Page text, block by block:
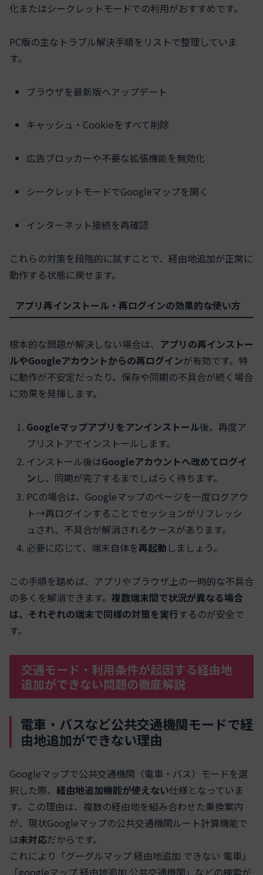
化またはシークレットモードでの利用がおすすめです。
PC版の主なトラブル解決手順をリストで整理していま
す。
ブラウザを最新版へアップデート
キャッシュ・Cookieをすべて削除
広告ブロッカーや不要な拡張機能を無効化
シークレットモードでGoogleマップを開く
インターネット接続を再確認
これらの対策を段階的に試すことで、経由地追加が正常に
動作する状態に戻せます。
アプリ再インストール・再ログインの効果的な使い方
根本的な問題が解決しない場合は、 アプリの再インストー
ルやGoogleアカウントからの再ログインが有効です。特
に動作が不安定だったり、保存や同期の不具合が続く場合
に効果を発揮します。
Googleマップアプリをアンインストール後、再度ア
プリストアでインストールします。
インストール後はGoogleアカウントへ改めてログイ
ン し、同期が完了するまでしばらく待ちます。
PCの場合は、Googleマップのページを一度ログアウ
ト→再ログインすることでセッションがリフレッシ
ュされ、不具合が解消されるケースがあります。
必要に応じて、端末自体を再起動 しましょう。
この手順を踏めば、アプリやブラウザ上の一時的な不具合
の多くを解消できます。 複数端末間で状況が異なる場合
は、それぞれの端末で同様の対策を実行するのが安全で
す。
交通モード・利用条件が起因する経由地
追加ができない問題の徹底解説
電車・バスなど公共交通機関モードで経
由地追加ができない理由
Googleマップで公共交通機関（電車・バス）モードを選
択した際、 経由地追加機能が使えない仕様となっていま
す。この理由は、複数の経由地を組み合わせた乗換案内
が、現状Googleマップの公共交通機関ルート計算機能で
は未対応だからです。
これにより「グーグルマップ 経由地追加 できない 電車」